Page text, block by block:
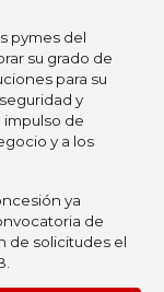
pymes del
su grado de
para su
y
impulso de
y a los
ya
de
de solicitudes el